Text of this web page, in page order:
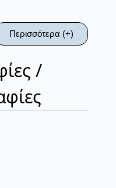
Περισσότερα (+)
/